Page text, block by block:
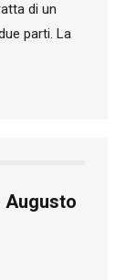
di un
parti. La
Augusto